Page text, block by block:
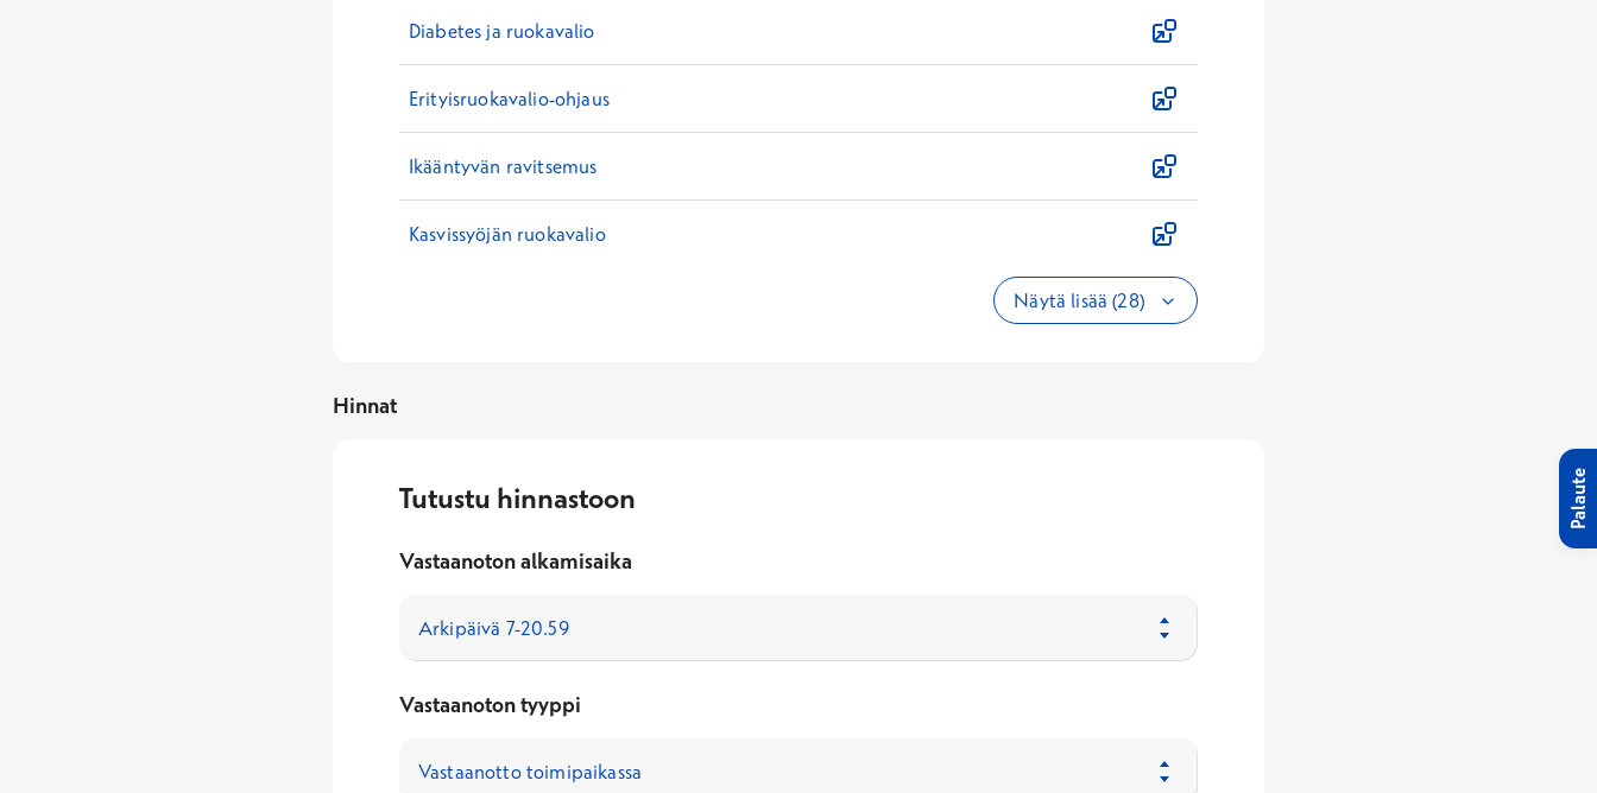
Diabetes ja ruokavalio
Erityisruokavalio-ohjaus
Ikääntyvän ravitsemus
Kasvissyöjän ruokavalio
Näytä lisää (28)
Hinnat
Tutustu hinnastoon
Vastaanoton alkamisaika
Vastaanoton tyyppi
Palaute